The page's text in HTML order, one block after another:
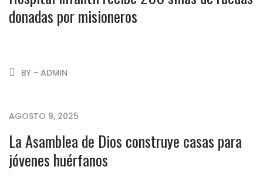
donadas por misioneros
BY - ADMIN
AGOSTO 9, 2025
La Asamblea de Dios construye casas para
jóvenes huérfanos